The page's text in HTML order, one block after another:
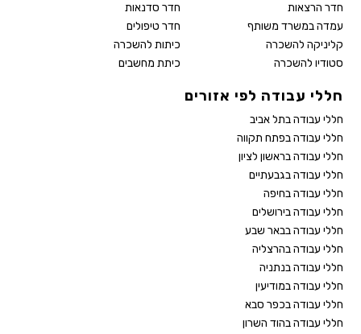
חדר הרצאות
חדר סדנאות
עמדה במשרד משותף
חדר טיפולים
קליניקה להשכרה
כיתות להשכרה
סטודיו להשכרה
כיתת מחשבים
חללי עבודה לפי אזורים
חללי עבודה בתל אביב
חללי עבודה בפתח תקווה
חללי עבודה בראשון לציון
חללי עבודה בגבעתיים
חללי עבודה בחיפה
חללי עבודה בירושלים
חללי עבודה בבאר שבע
חללי עבודה בהרצליה
חללי עבודה בנתניה
חללי עבודה במודיעין
חללי עבודה בכפר סבא
חללי עבודה בהוד השרון